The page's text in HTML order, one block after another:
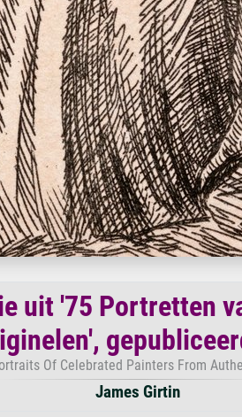
uit '75 Portretten
Of Celebrated Painters From
James Girtin